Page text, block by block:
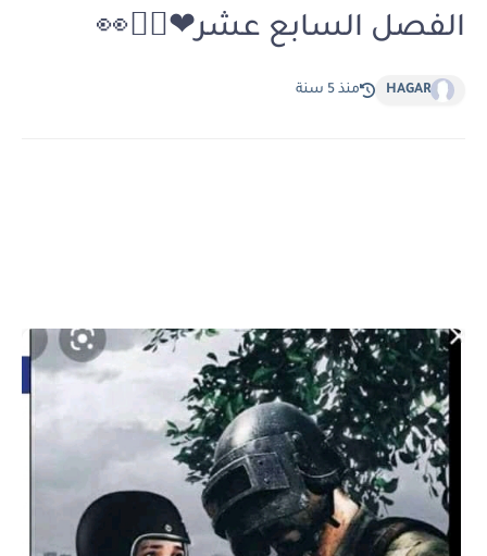
الفصل السابع عشر❤🚶‍♀️👀
HAGAR منذ 5 سنة